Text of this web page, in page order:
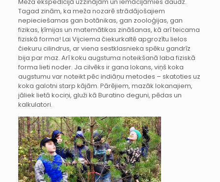
Meža ekspedīcijā uzzinājām un iemācījāmies daudz.
Tagad zinām, ka meža nozarē strādājošajiem
nepieciešamas gan botānikas, gan zooloģijas, gan
fizikas, ķīmijas un matemātikas zināšanas, kā arī teicama
fiziskā forma! Lai Vijciema čiekurkaltē apgrozītu lielos
čiekuru cilindrus, ar viena sestklasnieka spēku gandrīz
bija par maz. Arī koku augstuma noteikšanā laba fiziskā
forma lieti noder. Ja cilvēks ir gana lokans, viņš koka
augstumu var noteikt pēc indiāņu metodes – skatoties uz
koka galotni starp kājām. Pārējiem, mazāk lokanajiem,
jāliek lietā kociņi, gluži kā Buratino deguni, pēdas un
kalkulatori.